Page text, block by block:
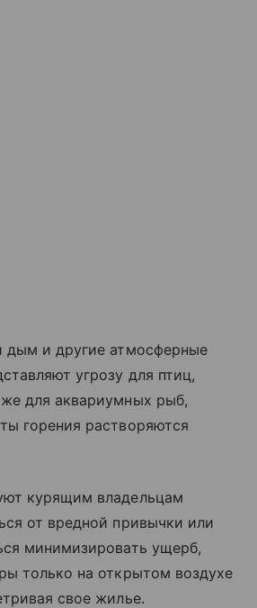
дым и другие атмосферные
угрозу для птиц,
для аквариумных рыб,
горения растворяются
курящим владельцам
от вредной привычки или
минимизировать ущерб,
только на открытом воздухе
свое жилье.